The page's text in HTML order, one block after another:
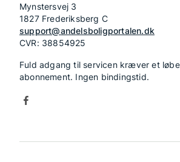
Mynstersvej 3
1827 Frederiksberg C
support@andelsboligportalen.dk
CVR: 38854925
Fuld adgang til servicen kræver et
abonnement. Ingen bindingstid.